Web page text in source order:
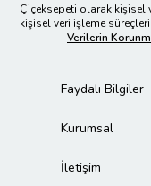
Çiçeksepeti olarak
kişisel veri işleme
Verilerin
Faydalı Bilgiler
Kurumsal
İletişim